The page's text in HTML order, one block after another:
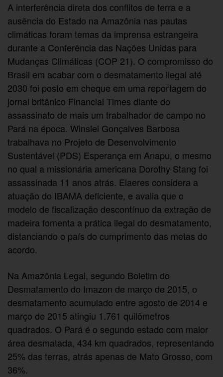
A interferência direta dos conflitos de terra e a
ausência do Estado na Amazônia nas pautas
climáticas foram temas da imprensa estrangeira
durante a Conferência das Nações Unidas para
Mudanças Climáticas (COP 21). O compromisso do
Brasil em acabar com o desmatamento ilegal até
2030 foi posto em cheque em uma reportagem do
jornal britânico Financial Times diante do
assassinato de mais um trabalhador de campo no
Pará na época. Winslei Gonçalves Barbosa
trabalhava no Projeto de Desenvolvimento
Sustentável (PDS) Esperança em Anapu, o mesmo
no qual a missionária americana Dorothy Stang foi
assassinada 11 anos atrás. Elaeres considera a
atuação do IBAMA deficiente, e avalia que o
modelo de fiscalização descontínuo da extração de
madeira fomenta a prática ilegal do desmatamento,
distanciando o país do cumprimento das metas do
acordo.
Na Amazônia Legal, segundo Boletim do
Desmatamento do Imazon de março de 2015, o
desmatamento acumulado entre agosto de 2014 e
março de 2015 atingiu 1.761 quilômetros
quadrados. O Pará é o segundo estado com maior
área desmatada, 434 km quadrados, representando
25% das terras, atrás apenas de Mato Grosso, com
36%.